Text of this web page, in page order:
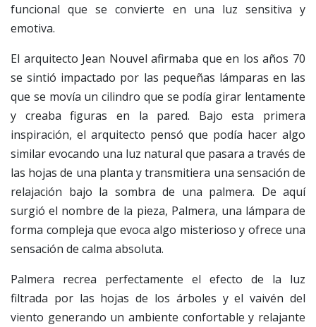
funcional que se convierte en una luz sensitiva y
emotiva.
El arquitecto Jean Nouvel afirmaba que en los años 70
se sintió impactado por las pequeñas lámparas en las
que se movía un cilindro que se podía girar lentamente
y creaba figuras en la pared. Bajo esta primera
inspiración, el arquitecto pensó que podía hacer algo
similar evocando una luz natural que pasara a través de
las hojas de una planta y transmitiera una sensación de
relajación bajo la sombra de una palmera. De aquí
surgió el nombre de la pieza, Palmera, una lámpara de
forma compleja que evoca algo misterioso y ofrece una
sensación de calma absoluta.
Palmera recrea perfectamente el efecto de la luz
filtrada por las hojas de los árboles y el vaivén del
viento generando un ambiente confortable y relajante